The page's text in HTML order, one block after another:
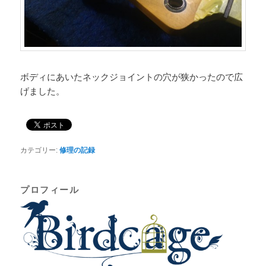
ボディにあいたネックジョイントの穴が狭かったので広
げました。
カテゴリー: 修理の記録
プロフィール